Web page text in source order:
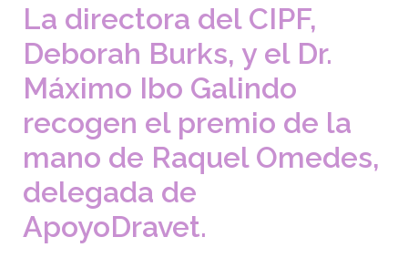
La directora del CIPF,
Deborah Burks, y el Dr.
Máximo Ibo Galindo
recogen el premio de la
mano de Raquel Omedes,
delegada de
ApoyoDravet.